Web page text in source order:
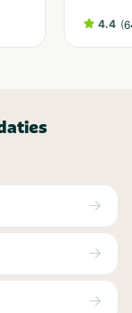
4.4 (